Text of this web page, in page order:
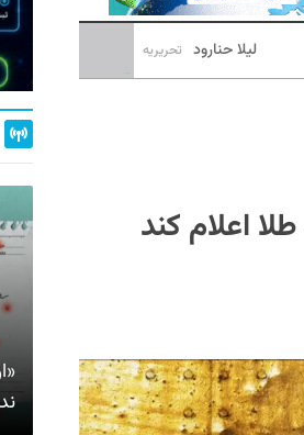
لیلا حنارود تحریریه